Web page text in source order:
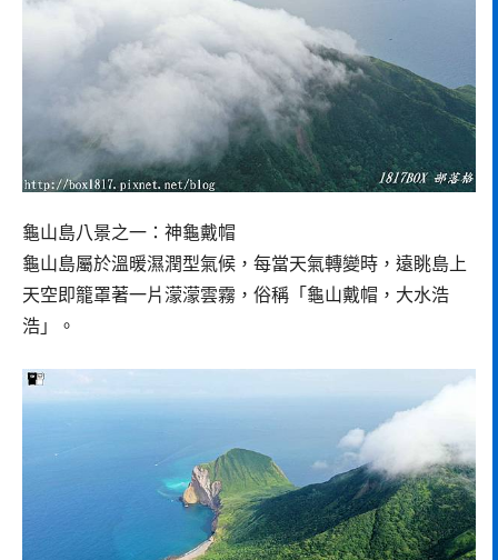
龜山島八景之一：神龜戴帽
龜山島屬於溫暖濕潤型氣候，每當天氣轉變時，遠眺島上
天空即籠罩著一片濛濛雲霧，俗稱「龜山戴帽，大水浩
浩」。